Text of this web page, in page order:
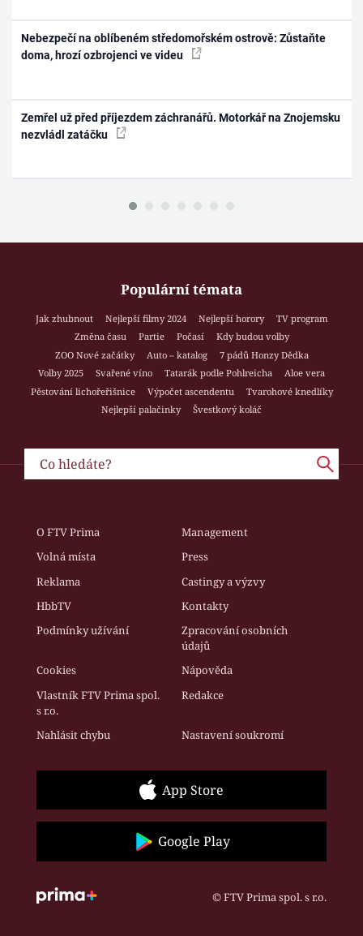
Nebezpečí na oblíbeném středomořském ostrově: Zůstaňte
doma, hrozí ozbrojenci ve videu
Zemřel už před příjezdem záchranářů. Motorkář na Znojemsku
nezvládl zatáčku
Populární témata
Jak zhubnout Nejlepší filmy 2024 Nejlepší horory
TV program
Změna času
Partie Počasí
Kdy budou volby
ZOO Nové začátky
Auto – katalog
7 pádů Honzy Dědka
Volby 2025
Svařené víno Tatarák podle Pohlreicha
Aloe vera
Pěstování lichořeřišnice
Výpočet ascendentu
Tvarohové knedlíky
Nejlepší palačinky
Švestkový koláč
O FTV Prima
Management
Volná místa
Press
Reklama
Castingy a výzvy
HbbTV
Kontakty
Podmínky užívání
Zpracování osobních
údajů
Cookies
Nápověda
Vlastník FTV Prima spol.
s r.o.
Redakce
Nahlásit chybu Nastavení soukromí
App Store
Google Play
© FTV Prima spol. s r.o.